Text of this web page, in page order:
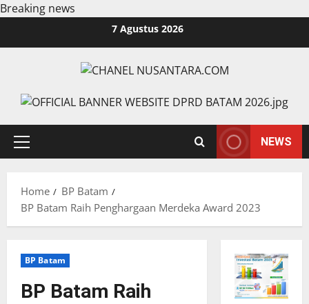
Breaking news
7 Agustus 2026
Primary
NEWS
Home
BP Batam
BP Batam Raih Penghargaan Merdeka Award 2023
BP Batam
BP Batam Raih